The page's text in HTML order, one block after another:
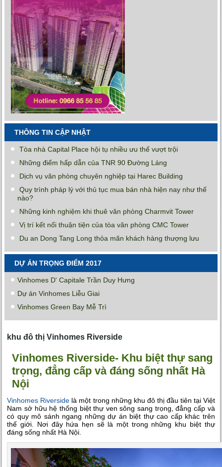
THÔNG TIN CẬP NHẬT
Tòa nhà Capital Place hội tụ nhiều ưu thế vượt trội
Những điểm hấp dẫn của TNR 90 Đường Láng
Dịch vụ văn phòng chuyên nghiệp tại Harec Building
Quy trình pháp lý với thủ tục mua bán nhà hiện nay như thế
nào?
Những kinh nghiệm khi thuê văn phòng Charmvit Tower
Vị trí kết nối thuận tiện của tòa văn phòng CMC Tower
Du an Dong Tang Long thỏa mãn khách hàng thượng lưu
DỰ ÁN TRỌNG ĐIỂM 2017
Vinhomes D' Capitale Trần Duy Hưng
Dự án Vinhomes Liễu Giai
Vinhomes Green Bay Mễ Trì
khu đô thị Vinhomes Riverside
Vinhomes Riverside- Khu biệt thự sang
trọng, đẳng cấp và đáng sống nhất Hà
Nội
Vinhomes Riverside là một trong những khu đô thị đầu tiên tại Việt
Nam sở hữu hệ thống biệt thự ven sông sang trọng, đẳng cấp và
có quy mô sánh ngang những dự án biệt thự cao cấp khác trên
thế giới. Nơi đây hứa hẹn sẽ là một trong những khu biệt thự
đáng sống nhất Hà Nội.